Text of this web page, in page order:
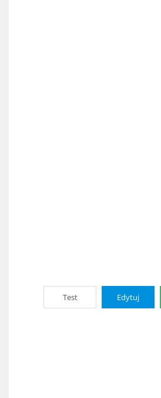
Test Edytuj